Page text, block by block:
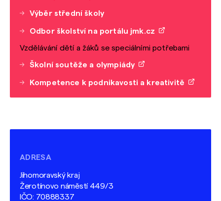
Výběr střední školy
Odbor školství na portálu jmk.cz
Vzdělávání dětí a žáků se speciálními potřebami
Školní soutěže a olympiády
Kompetence k podnikavosti a kreativitě
ADRESA
Jihomoravský kraj
Žerotínovo náměstí 449/3
IČO: 70888337